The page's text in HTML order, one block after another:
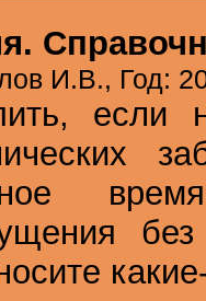
И.В., Год:
если